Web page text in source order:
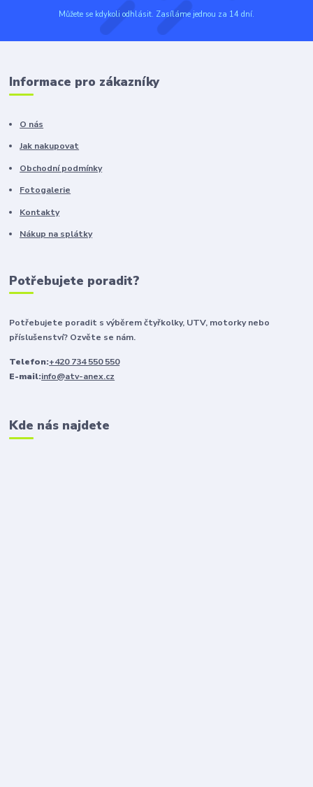
Můžete se kdykoli odhlásit. Zasíláme jednou za 14 dní.
Informace pro zákazníky
O nás
Jak nakupovat
Obchodní podmínky
Fotogalerie
Kontakty
Nákup na splátky
Potřebujete poradit?
Potřebujete poradit s výběrem čtyřkolky, UTV, motorky nebo
příslušenství? Ozvěte se nám.
Telefon:+420 734 550 550
E-mail:info@atv-anex.cz
Kde nás najdete